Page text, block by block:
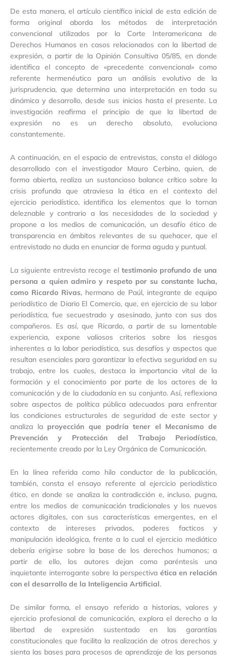
De esta manera, el artículo científico inicial de esta edición de
forma original aborda los métodos de interpretación
convencional utilizados por la Corte Interamericana de
Derechos Humanos en casos relacionados con la libertad de
expresión, a partir de la Opinión Consultiva 05/85, en donde
identifica el concepto de «precedente convencional» como
referente hermenéutico para un análisis evolutivo de la
jurisprudencia, que determina una interpretación en toda su
dinámica y desarrollo, desde sus inicios hasta el presente. La
investigación reafirma el principio de que la libertad de
expresión no es un derecho absoluto, evoluciona
constantemente.
A continuación, en el espacio de entrevistas, consta el diálogo
desarrollado con el investigador Mauro Cerbino, quien, de
forma abierta, realiza un sustancioso balance crítico sobre la
crisis profunda que atraviesa la ética en el contexto del
ejercicio periodístico, identifica los elementos que lo tornan
deleznable y contrario a las necesidades de la sociedad y
propone a los medios de comunicación, un desafío ético de
transparencia en ámbitos relevantes de su quehacer, que el
entrevistado no duda en enunciar de forma aguda y puntual.
La siguiente entrevista recoge el testimonio profundo de una
persona a quien admiro y respeto por su constante lucha,
como Ricardo Rivas, hermano de Paúl, integrante de equipo
periodístico de Diario El Comercio, que, en ejercicio de su labor
periodística, fue secuestrado y asesinado, junto con sus dos
compañeros. Es así, que Ricardo, a partir de su lamentable
experiencia, expone valiosos criterios sobre los riesgos
inherentes a la labor periodística, sus desafíos y aspectos que
resultan esenciales para garantizar la efectiva seguridad en su
trabajo, entre los cuales, destaca la importancia vital de la
formación y el conocimiento por parte de los actores de la
comunicación y de la ciudadanía en su conjunto. Así, reflexiona
sobre aspectos de política pública adecuados para enfrentar
las condiciones estructurales de seguridad de este sector y
analiza la proyección que podría tener el Mecanismo de
Prevención y Protección del Trabajo Periodístico,
recientemente creado por la Ley Orgánica de Comunicación.
En la línea referida como hilo conductor de la publicación,
también, consta el ensayo referente al ejercicio periodístico
ético, en donde se analiza la contradicción e, incluso, pugna,
entre los medios de comunicación tradicionales y los nuevos
actores digitales, con sus características emergentes, en el
contexto de intereses privados, poderes facticos y
manipulación ideológica, frente a lo cual el ejercicio mediático
debería erigirse sobre la base de los derechos humanos; a
partir de ello, los autores dejan como paréntesis una
inquietante interrogante sobre la perspectiva ética en relación
con el desarrollo de la Inteligencia Artificial.
De similar forma, el ensayo referido a historias, valores y
ejercicio profesional de comunicación, explora el derecho a la
libertad de expresión sustentado en las garantías
constitucionales que facilita la realización de otros derechos y
sienta las bases para procesos de aprendizaje de las personas